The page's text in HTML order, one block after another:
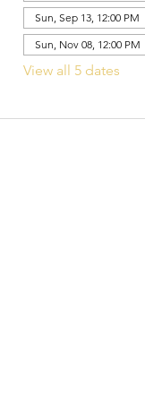
Sun, Sep 13, 12:00 PM
Sun, Nov 08, 12:00 PM
View all 5 dates